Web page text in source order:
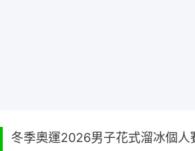
冬季奧運2026男子花式溜冰個人